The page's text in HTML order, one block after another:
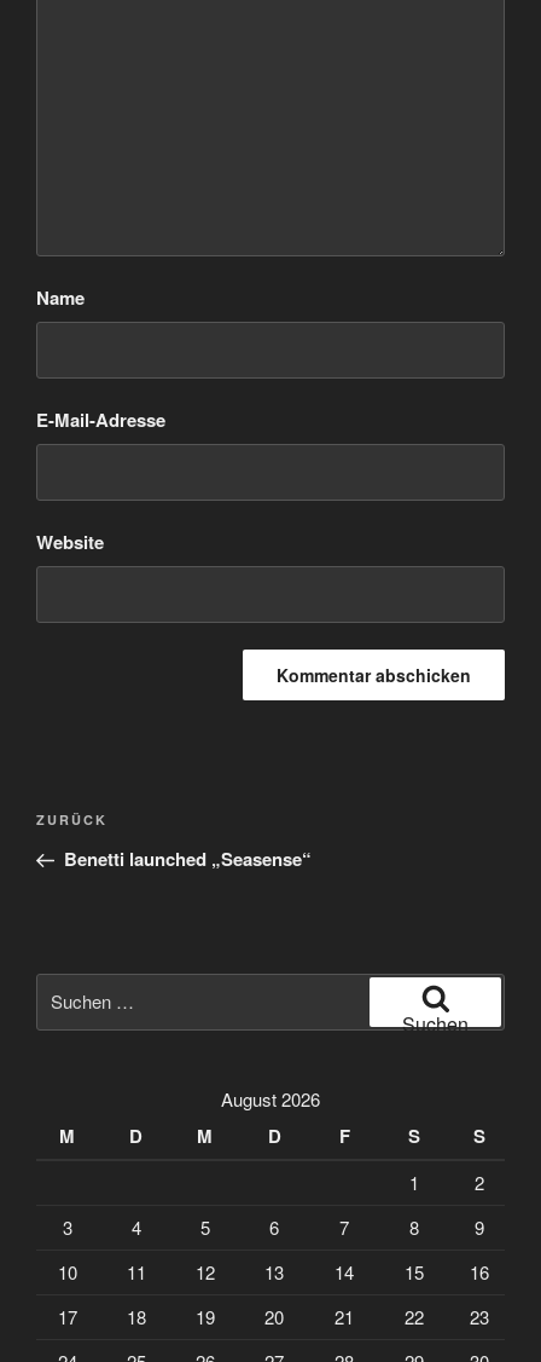
Name
E-Mail-Adresse
Website
Beitragsnavigation
Vorheriger
Beitrag
ZURÜCK
Benetti launched „Seasense“
nach:
Suchen
August 2026
M D M D F S S
1
2
3
4 5 6 7 8
9
10
11 12 13 14 15
16
17
18 19 20 21 22
23